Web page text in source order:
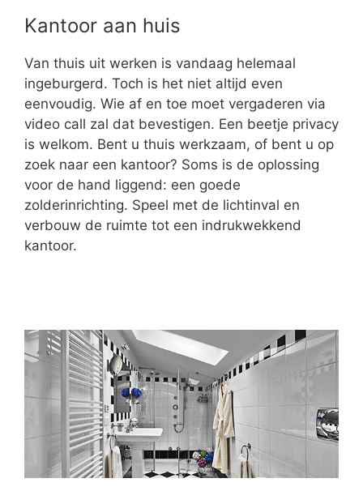
Kantoor aan huis
Van thuis uit werken is vandaag helemaal
ingeburgerd. Toch is het niet altijd even
eenvoudig. Wie af en toe moet vergaderen via
video call zal dat bevestigen. Een beetje privacy
is welkom. Bent u thuis werkzaam, of bent u op
zoek naar een kantoor? Soms is de oplossing
voor de hand liggend: een goede
zolderinrichting. Speel met de lichtinval en
verbouw de ruimte tot een indrukwekkend
kantoor.